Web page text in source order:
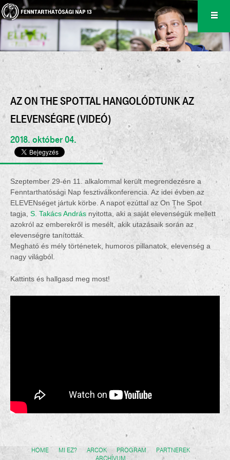
AZ ON THE SPOTTAL HANGOLÓDTUNK AZ
ELEVENSÉGRE (VIDEÓ)
2018. október 04.
Szeptember 29-én 11. alkalommal került megrendezésre a
Fenntarthatósági Nap fesztiválkonferencia. Az idei évben az
ELEVENséget jártuk körbe. A napot ezúttal az On The Spot
tagja, S. Takács András nyitotta, aki a saját elevenségük mellett
azokról az emberekről is mesélt, akik utazásaik során az
elevenségre tanították.
Megható és mély történetek, humoros pillanatok, elevenség a
nagy világból.
Kattints és hallgasd meg most!
HOME MI EZ? ARCOK PROGRAM
PARTNEREK